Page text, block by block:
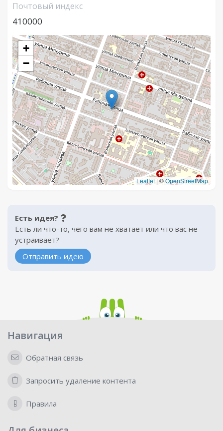
Почтовый индекс
410000
+
−
Leaflet | ©OpenStreetMap
Есть идея?
Есть ли что-то, чего вам не хватает или что вас не
устраивает?
Отправить идею
Навигация
Обратная связь
Запросить удаление контента
Правила